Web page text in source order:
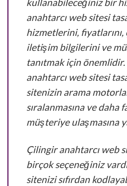
anahtarcı web sitesi
hizmetlerini, fiyatlarını,
iletişim bilgilerini ve
tanıtmak için
anahtarcı web sitesi
sitenizin arama
sıralanmasına ve daha
müşteriye ulaşmasına
Çilingir anahtarcı web
birçok seçeneğiniz
sitenizi sıfırdan